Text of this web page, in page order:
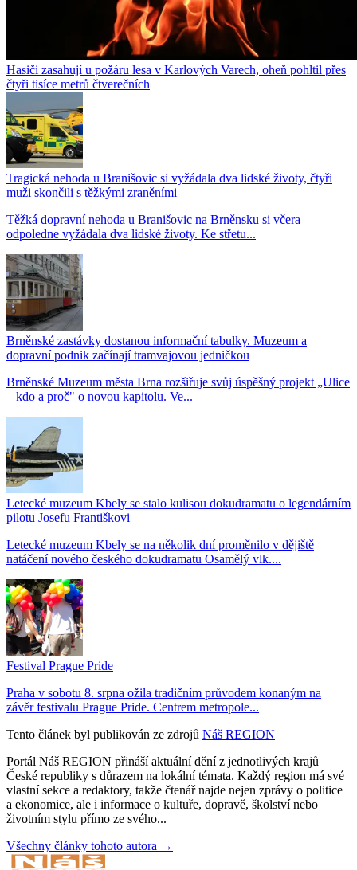
Hasiči zasahují u požáru lesa v Karlových Varech, oheň pohltil přes
čtyři tisíce metrů čtverečních
Tragická nehoda u Branišovic si vyžádala dva lidské životy, čtyři
muži skončili s těžkými zraněními
Těžká dopravní nehoda u Branišovic na Brněnsku si včera
odpoledne vyžádala dva lidské životy. Ke střetu...
Brněnské zastávky dostanou informační tabulky. Muzeum a
dopravní podnik začínají tramvajovou jedničkou
Brněnské Muzeum města Brna rozšiřuje svůj úspěšný projekt „Ulice
– kdo a proč" o novou kapitolu. Ve...
Letecké muzeum Kbely se stalo kulisou dokudramatu o legendárním
pilotu Josefu Františkovi
Letecké muzeum Kbely se na několik dní proměnilo v dějiště
natáčení nového českého dokudramatu Osamělý vlk....
Festival Prague Pride
Praha v sobotu 8. srpna ožila tradičním průvodem konaným na
závěr festivalu Prague Pride. Centrem metropole...
Tento článek byl publikován ze zdrojů Náš REGION
Portál Náš REGION přináší aktuální dění z jednotlivých krajů
České republiky s důrazem na lokální témata. Každý region má své
vlastní sekce a redaktory, takže čtenář najde nejen zprávy o politice
a ekonomice, ale i informace o kultuře, dopravě, školství nebo
životním stylu přímo ze svého...
Všechny články tohoto autora →